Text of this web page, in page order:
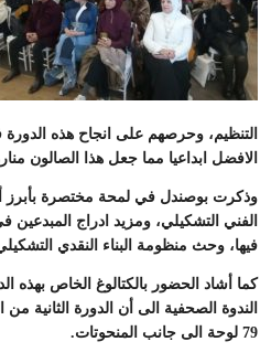
التنظيم، وحرصهم على انجاح هذه الدورة
الافضل ابداعيا مما جعل هذا الصالون
وذكرت بوصندل في لمحة مختصرة بأبرز
الفني التشكيلي، ومزيد ادراج المبدعين
فيها، وحث منظومة البناء النقدي
كما أشاد الحضور بالكتالوغ الخاص بهذه
79 لوحة الى جانب المنحوتات.